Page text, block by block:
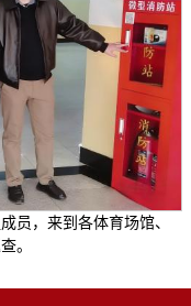
员，来到各体育场馆、
。